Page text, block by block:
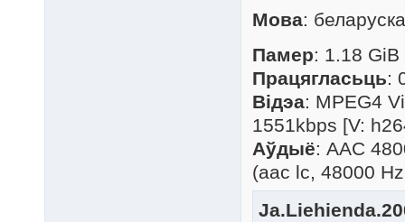
Мова:
Памер: 1.18 GiB
Працягласьць:
Відэа: MPEG4
1551kbps [V:
Аўдыё: AAC
(aac lc, 48000